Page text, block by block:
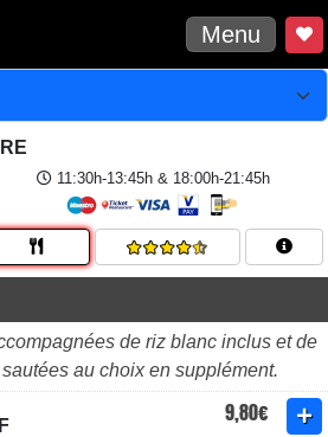
Menu
11:30h-13:45h & 18:00h-21:45h
de riz blanc inclus et de
au choix en supplément.
9,80€